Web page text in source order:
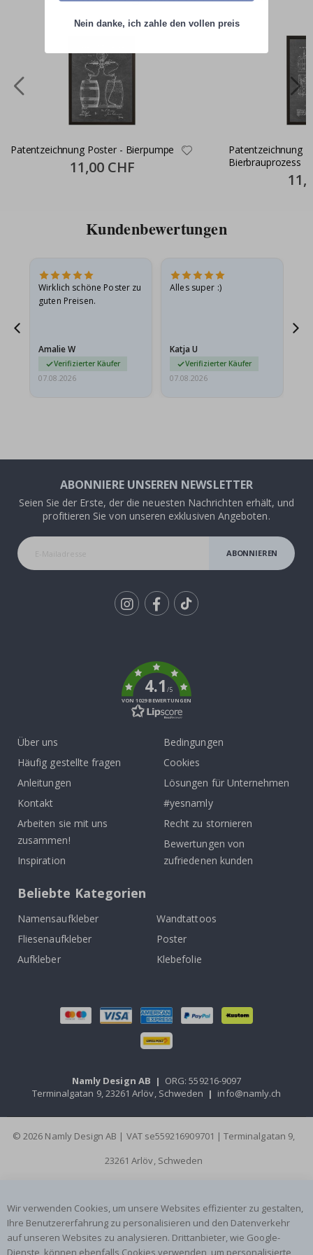
Patentzeichnung Poster - Bierpumpe
Special
Price
11,00 CHF
Patentzeichnung
Bierbrauprozess
Price
Kundenbewertungen
Wirklich schöne Poster zu
guten Preisen.
Amalie W
Verifizierter Käufer
07.08.2026
Alles super :)
Katja U
Verifizierter Käufer
07.08.2026
ABONNIERE UNSEREN NEWSLETTER
Seien Sie der Erste, der die neuesten Nachrichten erhält, und
profitieren Sie von unseren exklusiven Angeboten.
ABONNIEREN
4.1/5
VON 1029 BEWERTUNGEN
Über uns
Häufig gestellte fragen
Anleitungen
Kontakt
Arbeiten sie mit uns
zusammen!
Inspiration
Bedingungen
Cookies
Lösungen für Unternehmen
#yesnamly
Recht zu stornieren
Bewertungen von
zufriedenen kunden
Beliebte Kategorien
Namensaufkleber
Wandtattoos
Fliesenaufkleber
Poster
Aufkleber
Klebefolie
Namly Design AB | ORG: 559216-9097
Terminalgatan 9, 23261 Arlöv, Schweden | info@namly.ch
© 2026 Namly Design AB | VAT se559216909701 | Terminalgatan 9,
23261 Arlöv, Schweden
Wir verwenden Cookies, um unsere Websites effizienter zu gestalten,
Ihre Benutzererfahrung zu personalisieren und den Datenverkehr
auf unseren Websites zu analysieren. Drittanbieter, wie Google-
Dienste, können ebenfalls Cookies verwenden, um personalisierte
Nein danke, ich zahle den vollen preis